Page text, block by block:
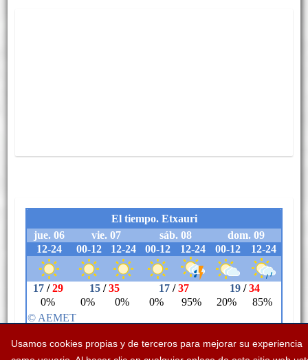
Usamos cookies propias y de terceros para mejorar su experiencia